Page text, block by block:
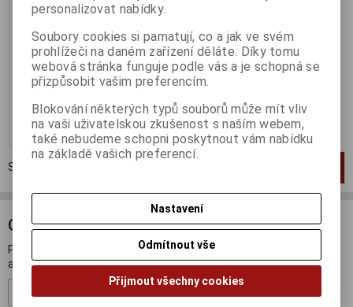
Mercusys MB230-4G AC1200
Termín dodání (dny): 3
AC1200 4G LTE WiFi router
2 289 Kč
Koupit
Strana
ODBĚR NOVINEK
Přihlašte se k odběru novinek a buďte informováni o novinkách,
akcích a soutěžích.
personalizovat nabídky.
Soubory cookies si pamatují, co a jak ve svém
prohlížeči na daném zařízení děláte. Díky tomu
webová stránka funguje podle vás a je schopná se
přizpůsobit vašim preferencím.
Blokování některých typů souborů může mít vliv
na vaši uživatelskou zkušenost s naším webem,
také nebudeme schopni poskytnout vám nabídku
na základě vašich preferencí.
Nastavení
Odmítnout vše
Přijmout všechny cookies